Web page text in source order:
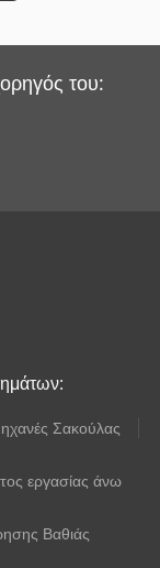
του:
Σακούλας
εργασίας άνω
Βαθιάς